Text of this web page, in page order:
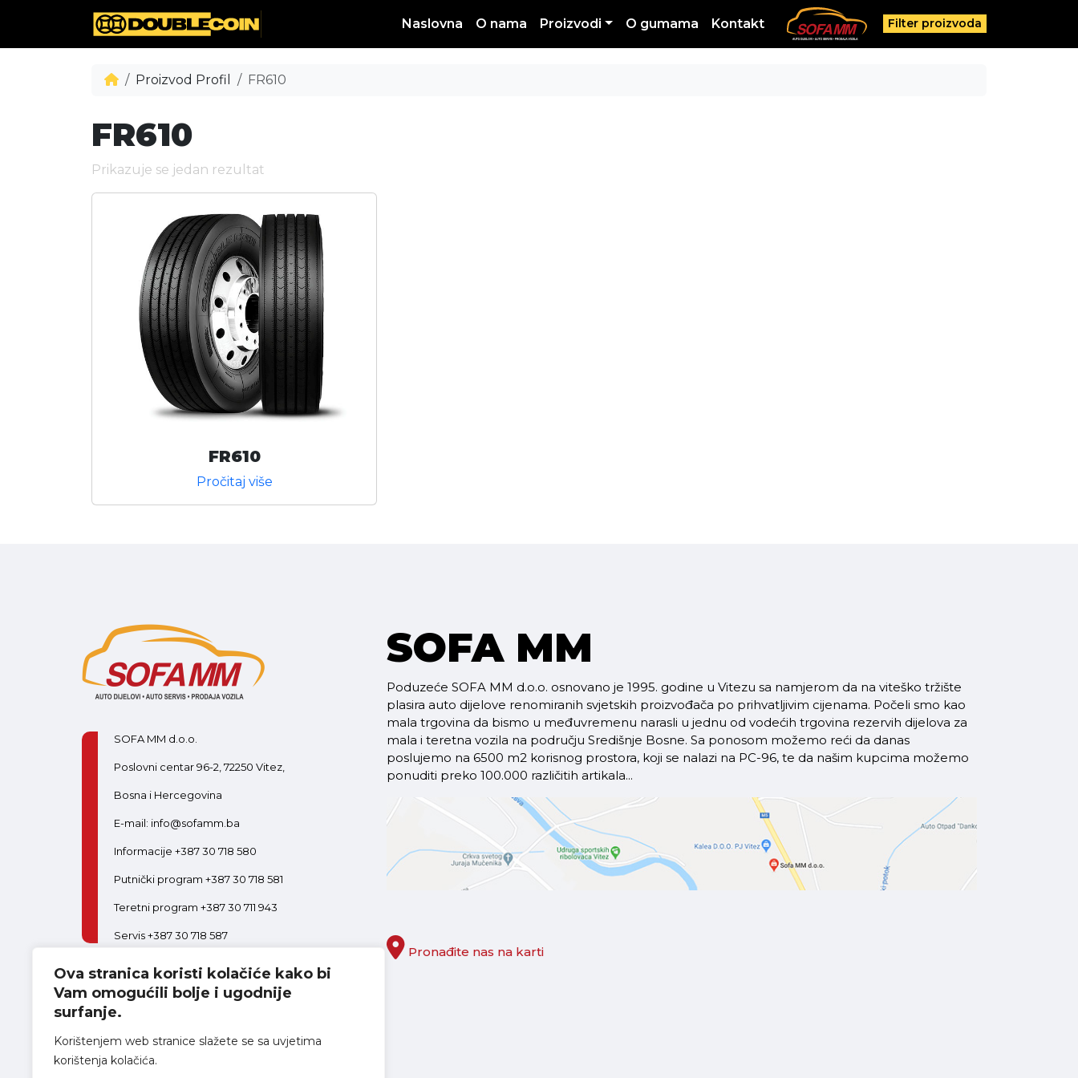
Ova stranica koristi kolačiće kako bi
Vam omogućili bolje i ugodnije
surfanje.
Korištenjem web stranice slažete se sa uvjetima
korištenja kolačića.
Naslovna O nama Proizvodi O gumama Kontakt Filter proizvoda
Proizvod Profil FR610
FR610
Prikazuje se jedan rezultat
FR610
Pročitaj više
SOFA MM d.o.o.
Poslovni centar 96-2, 72250 Vitez,
Bosna i Hercegovina
E-mail: info@sofamm.ba
Informacije +387 30 718 580
Putnički program +387 30 718 581
Teretni program +387 30 711 943
Servis +387 30 718 587
PON-PET:08:00-16:30SUB:08:00-14:00
Postani dio tima
SOFA MM
Poduzeće SOFA MM d.o.o. osnovano je 1995. godine u Vitezu sa namjerom da na viteško tržište
plasira auto dijelove renomiranih svjetskih proizvođača po prihvatljivim cijenama. Počeli smo kao
mala trgovina da bismo u međuvremenu narasli u jednu od vodećih trgovina rezervih dijelova za
mala i teretna vozila na području Središnje Bosne. Sa ponosom možemo reći da danas
poslujemo na 6500 m2 korisnog prostora, koji se nalazi na PC-96, te da našim kupcima možemo
ponuditi preko 100.000 različitih artikala...
Pronađite nas na karti